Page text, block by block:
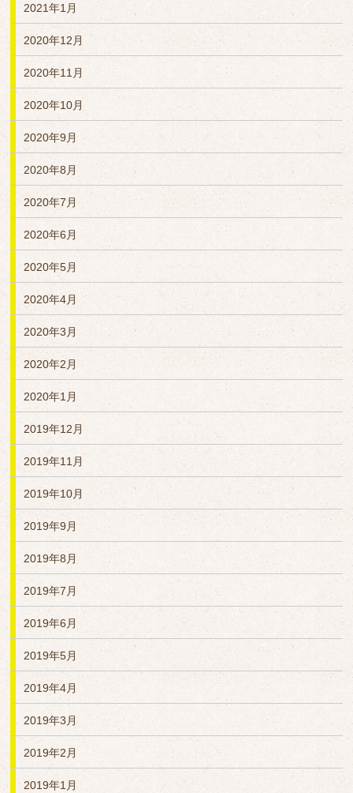
2021年1月
2020年12月
2020年11月
2020年10月
2020年9月
2020年8月
2020年7月
2020年6月
2020年5月
2020年4月
2020年3月
2020年2月
2020年1月
2019年12月
2019年11月
2019年10月
2019年9月
2019年8月
2019年7月
2019年6月
2019年5月
2019年4月
2019年3月
2019年2月
2019年1月